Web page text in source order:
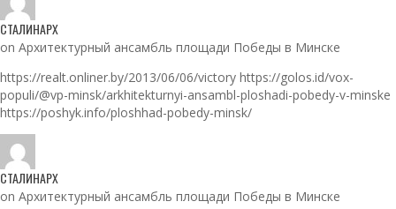
СТАЛИНАРХ
on Архитектурный ансамбль площади Победы в Минске
https://realt.onliner.by/2013/06/06/victory https://golos.id/vox-
populi/@vp-minsk/arkhitekturnyi-ansambl-ploshadi-pobedy-v-minske
https://poshyk.info/ploshhad-pobedy-minsk/
СТАЛИНАРХ
on Архитектурный ансамбль площади Победы в Минске